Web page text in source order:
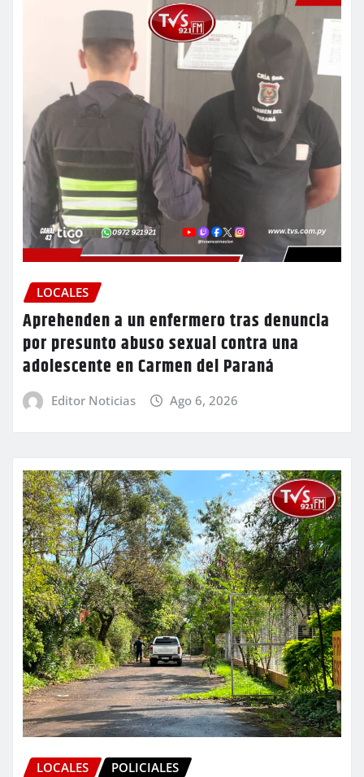
LOCALES
Aprehenden a un enfermero tras denuncia
por presunto abuso sexual contra una
adolescente en Carmen del Paraná
Editor Noticias Ago 6, 2026
LOCALES POLICIALES